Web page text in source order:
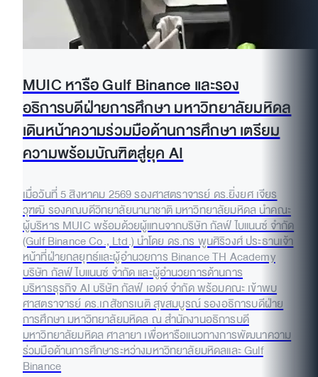
MUIC หารือ Gulf Binance และรอง
อธิการบดีฝ่ายการศึกษา มหาวิทยาลัยมหิดล
เดินหน้าความร่วมมือด้านการศึกษา เตรียม
ความพร้อมบัณฑิตสู่ยุค AI
เมื่อวันที่ 5 สิงหาคม 2569 รองศาสตราจารย์ ดร.ยิ่งยศ เจียร
วุฑฒิ รองคณบดีวิทยาลัยนานาชาติ มหาวิทยาลัยมหิดล นำคณะ
ผู้บริหาร MUIC พร้อมด้วยผู้แทนจากบริษัท กัลฟ์ ไบแนนซ์ จำกัด
(Gulf Binance Co., Ltd.) นำโดย ดร.กร พูนศิริวงศ์ ประธานเจ้า
หน้าที่ฝ่ายกลยุทธ์และผู้อำนวยการ Binance TH Academy
บริษัท กัลฟ์ ไบแนนซ์ จำกัด และผู้อำนวยการด้านการ
บริหารธุรกิจ AI บริษัท กัลฟ์ เอดจ์ จำกัด พร้อมคณะ เข้าพบ
ศาสตราจารย์ ดร.เภสัชกรเนติ สุขสมบูรณ์ รองอธิการบดีฝ่าย
การศึกษา มหาวิทยาลัยมหิดล ณ สำนักงานอธิการบดี
มหาวิทยาลัยมหิดล ศาลายา เพื่อหารือแนวทางการพัฒนาความ
ร่วมมือด้านการศึกษาระหว่างมหาวิทยาลัยมหิดลและ Gulf
Binance